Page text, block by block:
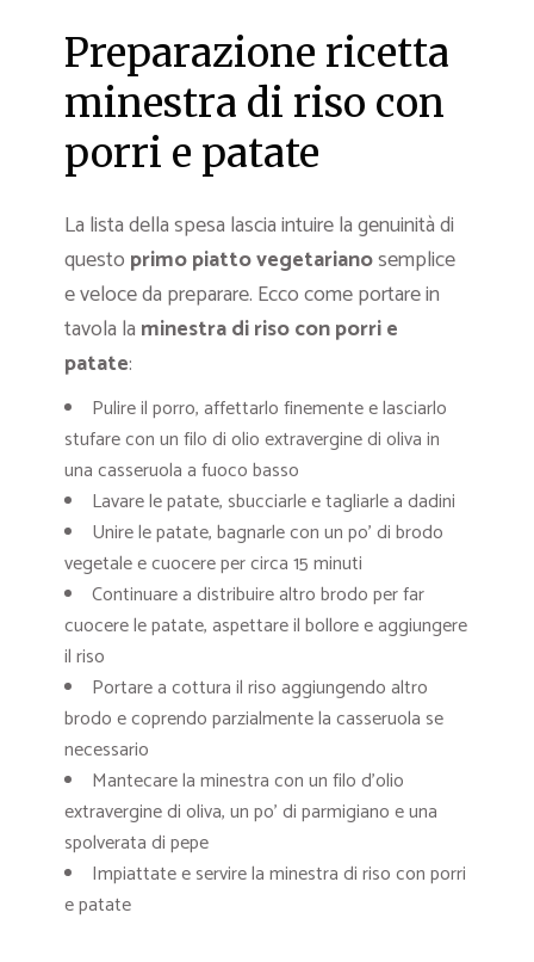
Preparazione ricetta
minestra di riso con
porri e patate
La lista della spesa lascia intuire la genuinità di
questo primo piatto vegetarianosemplice
e veloce da preparare. Ecco come portare in
tavola la minestra di riso con porri e
patate:
Pulire il porro, affettarlo finemente e lasciarlo
stufare con un filo di olio extravergine di oliva in
una casseruola a fuoco basso
Lavare le patate, sbucciarle e tagliarle a dadini
Unire le patate, bagnarle con un po’ di brodo
vegetale e cuocere per circa 15 minuti
Continuare a distribuire altro brodo per far
cuocere le patate, aspettare il bollore e aggiungere
il riso
Portare a cottura il riso aggiungendo altro
brodo e coprendo parzialmente la casseruola se
necessario
Mantecare la minestra con un filo d’olio
extravergine di oliva, un po’ di parmigiano e una
spolverata di pepe
Impiattate e servire la minestra di riso con porri
e patate